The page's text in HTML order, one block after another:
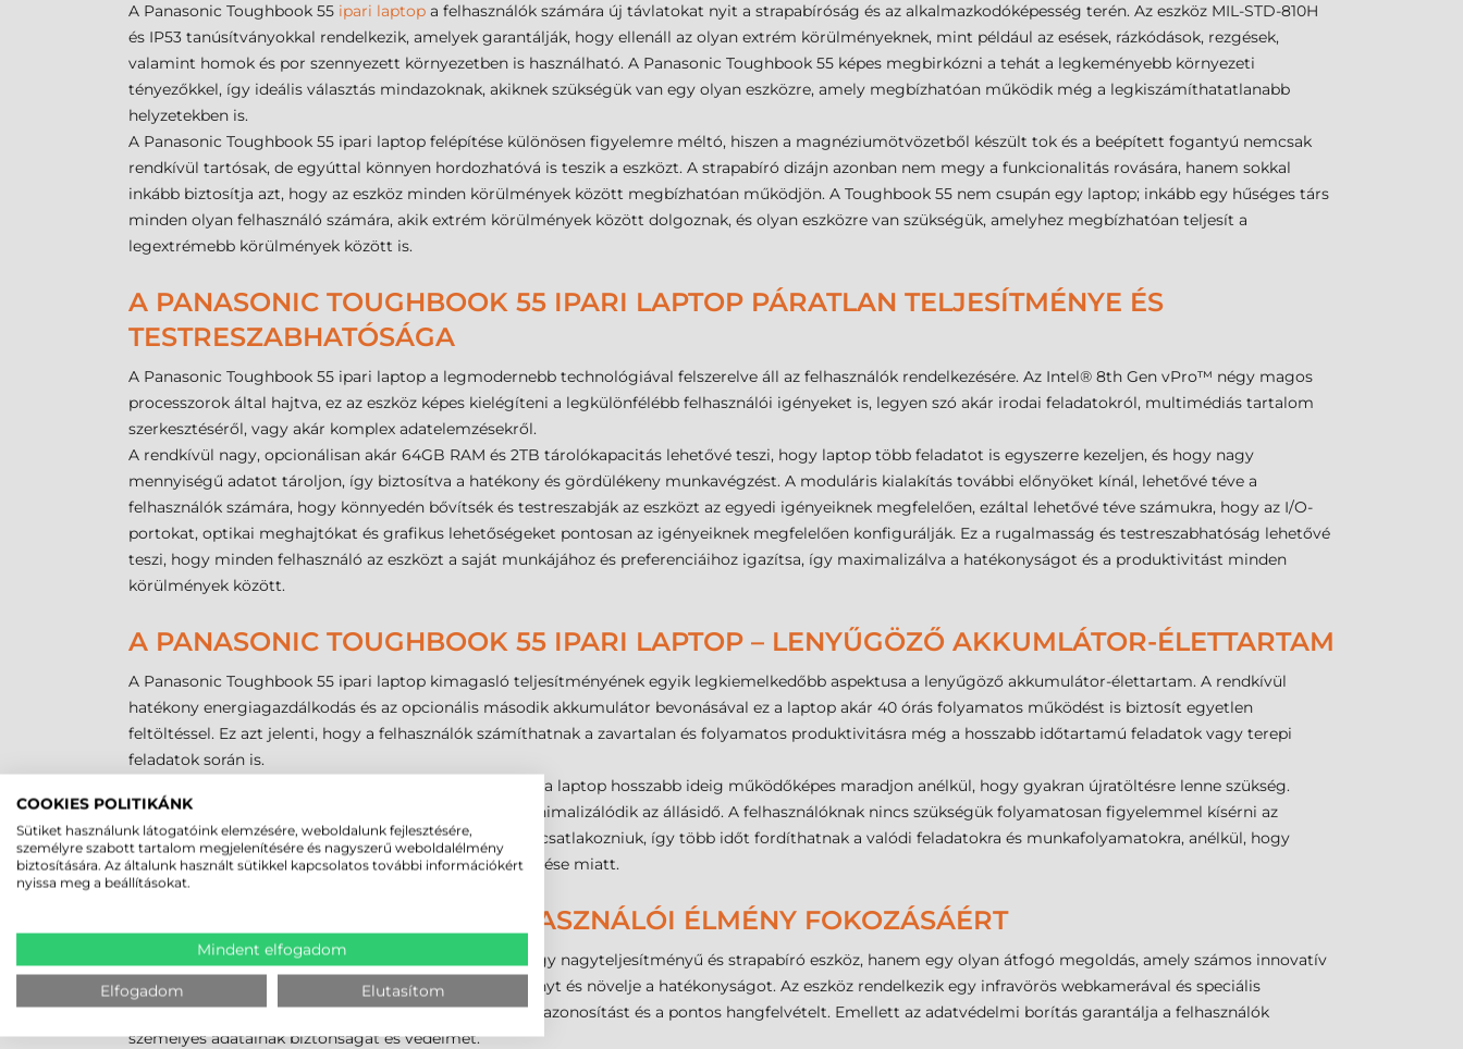
A Panasonic Toughbook 55 ipari laptop a felhasználók számára új távlatokat nyit a strapabíróság és az alkalmazkodóképesség terén. Az eszköz MIL-STD-810H
és IP53 tanúsítványokkal rendelkezik, amelyek garantálják, hogy ellenáll az olyan extrém körülményeknek, mint például az esések, rázkódások, rezgések,
valamint homok és por szennyezett környezetben is használható. A Panasonic Toughbook 55 képes megbirkózni a tehát a legkeményebb környezeti
tényezőkkel, így ideális választás mindazoknak, akiknek szükségük van egy olyan eszközre, amely megbízhatóan működik még a legkiszámíthatatlanabb
helyzetekben is.
A Panasonic Toughbook 55 ipari laptop felépítése különösen figyelemre méltó, hiszen a magnéziumötvözetből készült tok és a beépített fogantyú nemcsak
rendkívül tartósak, de egyúttal könnyen hordozhatóvá is teszik a eszközt. A strapabíró dizájn azonban nem megy a funkcionalitás rovására, hanem sokkal
inkább biztosítja azt, hogy az eszköz minden körülmények között megbízhatóan működjön. A Toughbook 55 nem csupán egy laptop; inkább egy hűséges társ
minden olyan felhasználó számára, akik extrém körülmények között dolgoznak, és olyan eszközre van szükségük, amelyhez megbízhatóan teljesít a
legextrémebb körülmények között is.
A PANASONIC TOUGHBOOK 55 IPARI LAPTOP PÁRATLAN TELJESÍTMÉNYE ÉS
TESTRESZABHATÓSÁGA
A Panasonic Toughbook 55 ipari laptop a legmodernebb technológiával felszerelve áll az felhasználók rendelkezésére. Az Intel® 8th Gen vPro™ négy magos
processzorok által hajtva, ez az eszköz képes kielégíteni a legkülönfélébb felhasználói igényeket is, legyen szó akár irodai feladatokról, multimédiás tartalom
szerkesztéséről, vagy akár komplex adatelemzésekről.
A rendkívül nagy, opcionálisan akár 64GB RAM és 2TB tárolókapacitás lehetővé teszi, hogy laptop több feladatot is egyszerre kezeljen, és hogy nagy
mennyiségű adatot tároljon, így biztosítva a hatékony és gördülékeny munkavégzést. A moduláris kialakítás további előnyöket kínál, lehetővé téve a
felhasználók számára, hogy könnyedén bővítsék és testreszabják az eszközt az egyedi igényeiknek megfelelően, ezáltal lehetővé téve számukra, hogy az I/O-
portokat, optikai meghajtókat és grafikus lehetőségeket pontosan az igényeiknek megfelelően konfigurálják. Ez a rugalmasság és testreszabhatóság lehetővé
teszi, hogy minden felhasználó az eszközt a saját munkájához és preferenciáihoz igazítsa, így maximalizálva a hatékonyságot és a produktivitást minden
körülmények között.
A PANASONIC TOUGHBOOK 55 IPARI LAPTOP – LENYŰGÖZŐ AKKUMLÁTOR-ÉLETTARTAM
A Panasonic Toughbook 55 ipari laptop kimagasló teljesítményének egyik legkiemelkedőbb aspektusa a lenyűgöző akkumulátor-élettartam. A rendkívül
hatékony energiagazdálkodás és az opcionális második akkumulátor bevonásával ez a laptop akár 40 órás folyamatos működést is biztosít egyetlen
feltöltéssel. Ez azt jelenti, hogy a felhasználók számíthatnak a zavartalan és folyamatos produktivitásra még a hosszabb időtartamú feladatok vagy terepi
feladatok során is.
A hosszú akkumulátor élettartam lehetővé teszi, hogy a laptop hosszabb ideig működőképes maradjon anélkül, hogy gyakran újratöltésre lenne szükség.
Ezáltal jelentősen javul az eszköz hatékonysága, és minimalizálódik az állásidő. A felhasználóknak nincs szükségük folyamatosan figyelemmel kísérni az
akkumulátor töltöttségi szintjét vagy gyakran töltőre csatlakozniuk, így több időt fordíthatnak a valódi feladatokra és munkafolyamatokra, anélkül, hogy
aggódniuk kellene az eszköz akkumulátorának lemerülése miatt.
INNOVATÍV FUNKCIÓK A FELHASZNÁLÓI ÉLMÉNY FOKOZÁSÁÉRT
A Panasonic Toughbook 55 ipari laptop nem csupán egy nagyteljesítményű és strapabíró eszköz, hanem egy olyan átfogó megoldás, amely számos innovatív
funkciót kínál, hogy maximalizálja a felhasználói élményt és növelje a hatékonyságot. Az eszköz rendelkezik egy infravörös webkamerával és speciális
mikrofonokkal, amelyek lehetővé teszik a biztonságos azonosítást és a pontos hangfelvételt. Emellett az adatvédelmi borítás garantálja a felhasználók
személyes adatainak biztonságát és védelmét.
COOKIES POLITIKÁNK
Sütiket használunk látogatóink elemzésére, weboldalunk fejlesztésére,
személyre szabott tartalom megjelenítésére és nagyszerű weboldalélmény
biztosítására. Az általunk használt sütikkel kapcsolatos további információkért
nyissa meg a beállításokat.
Mindent elfogadom
Elfogadom Elutasítom